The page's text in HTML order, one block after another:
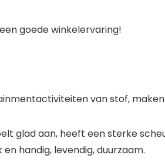
goede winkelervaring!
van stof,
glad aan, heeft een sterke
handig, levendig, duurzaam.